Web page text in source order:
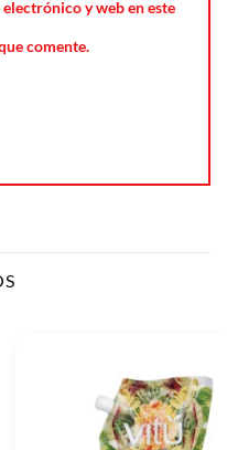
y web en este
comente.